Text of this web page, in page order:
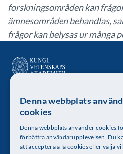
forskningsområden kan
ämnesområden behandlas,
frågor kan belysas ur många
Kungl. Vetenskapsakademien
Besöksadress: Lilla
Telefon: 08-673 95 00
Denna webbplats
cookies
Denna webbplats använder cookies
förbättra användarupplevelsen. Du
att acceptera alla cookies eller välja